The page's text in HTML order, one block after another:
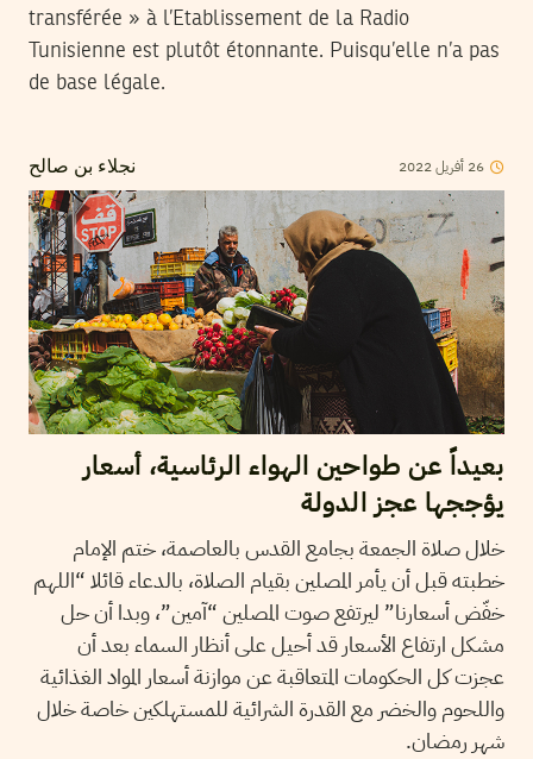
transférée » à l’Etablissement de la Radio
Tunisienne est plutôt étonnante. Puisqu’elle n’a pas
de base légale.
نجلاء بن صالح 26 أفريل2022
بعيداً عن طواحين الهواء الرئاسية، أسعار
يؤججها عجز الدولة
خلال صلاة الجمعة بجامع القدس بالعاصمة، ختم الإمام
خطبته قبل أن يأمر المصلين بقيام الصلاة، بالدعاء قائلا “اللهم
خفّض أسعارنا” ليرتفع صوت المصلين “آمين”، وبدا أن حل
مشكل ارتفاع الأسعار قد أحيل على أنظار السماء بعد أن
عجزت كل الحكومات المتعاقبة عن موازنة أسعار المواد الغذائية
واللحوم والخضر مع القدرة الشرائية للمستهلكين خاصة خلال
شهر رمضان.